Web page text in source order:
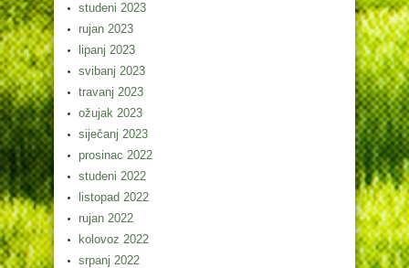
studeni 2023
rujan 2023
lipanj 2023
svibanj 2023
travanj 2023
ožujak 2023
siječanj 2023
prosinac 2022
studeni 2022
listopad 2022
rujan 2022
kolovoz 2022
srpanj 2022